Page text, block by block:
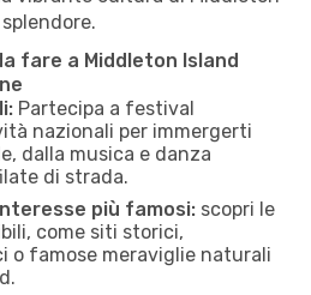
fare a Middleton Island
Partecipa a festival
nazionali per immergerti
dalla musica e danza
di strada.
più famosi: scopri le
come siti storici,
o famose meraviglie naturali